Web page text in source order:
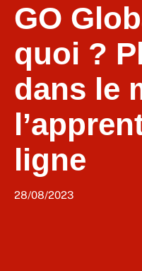
GO
quoi ?
dans le
ligne
28/08/2023